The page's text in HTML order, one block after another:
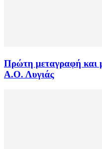
Πρώτη μεταγραφή και
Α.Ο. Λυγιάς